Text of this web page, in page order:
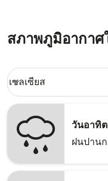
สภาพภูมิอากาศ
Weather unit option เซ
เซลเซียส
keyboard_arrow_down
วันอาทิ
ฝนปาน